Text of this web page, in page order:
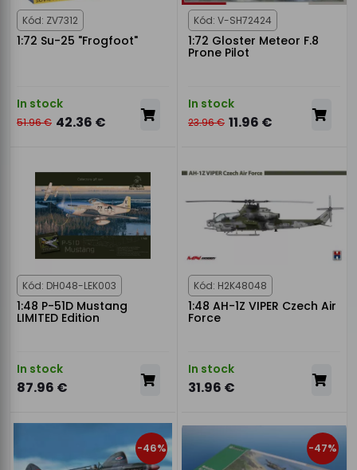
Kód: ZV7312
1:72 Su-25 "Frogfoot"
In stock
51.96 € 42.36 €
Kód: V-SH72424
1:72 Gloster Meteor F.8
Prone Pilot
In stock
23.96 € 11.96 €
Kód: DH048-LEK003
1:48 P-51D Mustang
LIMITED Edition
In stock
87.96 €
Kód: H2K48048
1:48 AH-1Z VIPER Czech Air
Force
In stock
31.96 €
-46% -47%